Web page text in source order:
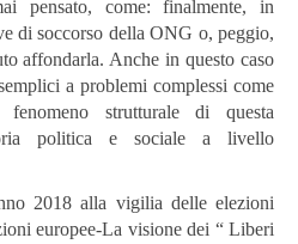
pensato, come: finalmente, in
di soccorso della ONG o, peggio,
affondarla. Anche in questo caso
a problemi complessi come
strutturale di questa
politica e sociale a livello
2018 alla vigilia delle elezioni
europee-La visione dei “ Liberi